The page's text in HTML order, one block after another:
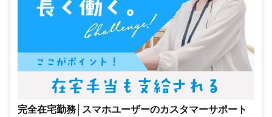
完全在宅勤務│スマホユーザーのカスタマーサポート